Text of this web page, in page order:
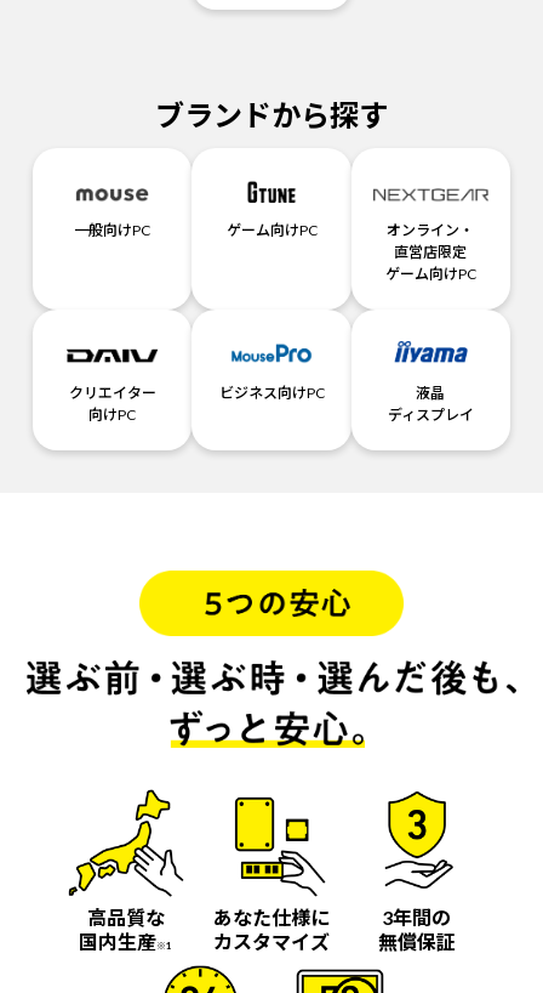
ブランドから探す
一般向けPC ゲーム向けPC
オンライン・
直営店限定
ゲーム向けPC
クリエイター
向けPC
ビジネス向けPC
液晶
ディスプレイ
高品質な
国内生産※1
あなた仕様に
カスタマイズ
3年間の
無償保証